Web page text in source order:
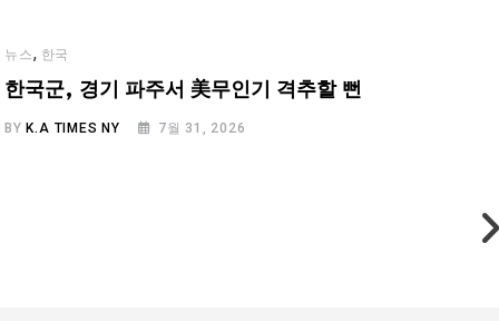
뉴스, 한국
한국군, 경기 파주서 美무인기 격추할 뻔
BYK.A TIMES NY 7월 31, 2026